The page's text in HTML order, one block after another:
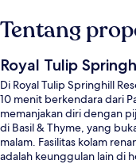
Tentang
Royal Tulip
Di Royal Tulip Springhill
10 menit berkendara dari
memanjakan diri dengan
di Basil & Thyme, yang
malam. Fasilitas kolam
adalah keunggulan lain di